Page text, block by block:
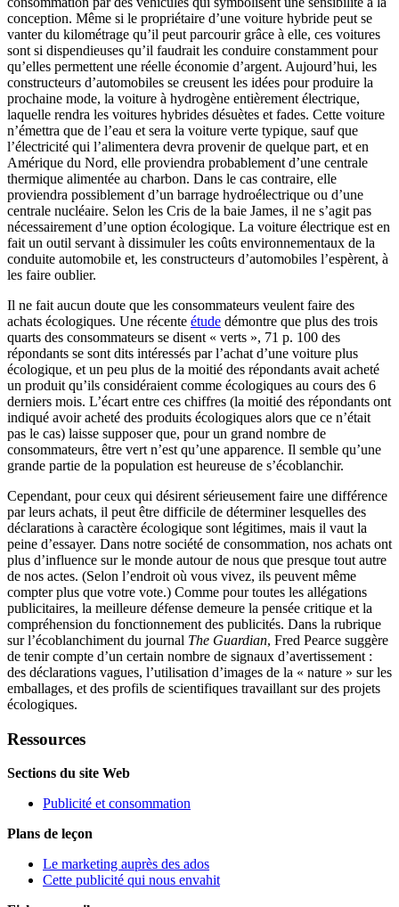
conception. Même si le propriétaire d’une voiture hybride peut se
vanter du kilométrage qu’il peut parcourir grâce à elle, ces voitures
sont si dispendieuses qu’il faudrait les conduire constamment pour
qu’elles permettent une réelle économie d’argent. Aujourd’hui, les
constructeurs d’automobiles se creusent les idées pour produire la
prochaine mode, la voiture à hydrogène entièrement électrique,
laquelle rendra les voitures hybrides désuètes et fades. Cette voiture
n’émettra que de l’eau et sera la voiture verte typique, sauf que
l’électricité qui l’alimentera devra provenir de quelque part, et en
Amérique du Nord, elle proviendra probablement d’une centrale
thermique alimentée au charbon. Dans le cas contraire, elle
proviendra possiblement d’un barrage hydroélectrique ou d’une
centrale nucléaire. Selon les Cris de la baie James, il ne s’agit pas
nécessairement d’une option écologique. La voiture électrique est en
fait un outil servant à dissimuler les coûts environnementaux de la
conduite automobile et, les constructeurs d’automobiles l’espèrent, à
les faire oublier.
Il ne fait aucun doute que les consommateurs veulent faire des
achats écologiques. Une récente étude démontre que plus des trois
quarts des consommateurs se disent « verts », 71 p. 100 des
répondants se sont dits intéressés par l’achat d’une voiture plus
écologique, et un peu plus de la moitié des répondants avait acheté
un produit qu’ils considéraient comme écologiques au cours des 6
derniers mois. L’écart entre ces chiffres (la moitié des répondants ont
indiqué avoir acheté des produits écologiques alors que ce n’était
pas le cas) laisse supposer que, pour un grand nombre de
consommateurs, être vert n’est qu’une apparence. Il semble qu’une
grande partie de la population est heureuse de s’écoblanchir.
Cependant, pour ceux qui désirent sérieusement faire une différence
par leurs achats, il peut être difficile de déterminer lesquelles des
déclarations à caractère écologique sont légitimes, mais il vaut la
peine d’essayer. Dans notre société de consommation, nos achats ont
plus d’influence sur le monde autour de nous que presque tout autre
de nos actes. (Selon l’endroit où vous vivez, ils peuvent même
compter plus que votre vote.) Comme pour toutes les allégations
publicitaires, la meilleure défense demeure la pensée critique et la
compréhension du fonctionnement des publicités. Dans la rubrique
sur l’écoblanchiment du journal The Guardian, Fred Pearce suggère
de tenir compte d’un certain nombre de signaux d’avertissement :
des déclarations vagues, l’utilisation d’images de la « nature » sur les
emballages, et des profils de scientifiques travaillant sur des projets
écologiques.
Ressources
Sections du site Web
Publicité et consommation
Plans de leçon
Le marketing auprès des ados
Cette publicité qui nous envahit